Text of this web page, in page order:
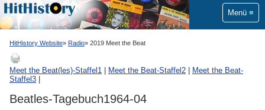
Menü
HitHistory Website Radio 2019 Meet the Beat
Meet the Beat(les)-Staffel1 Meet the Beat-Staffel2
Meet the Beat-
Staffel3
Beatles-Tagebuch1964-04